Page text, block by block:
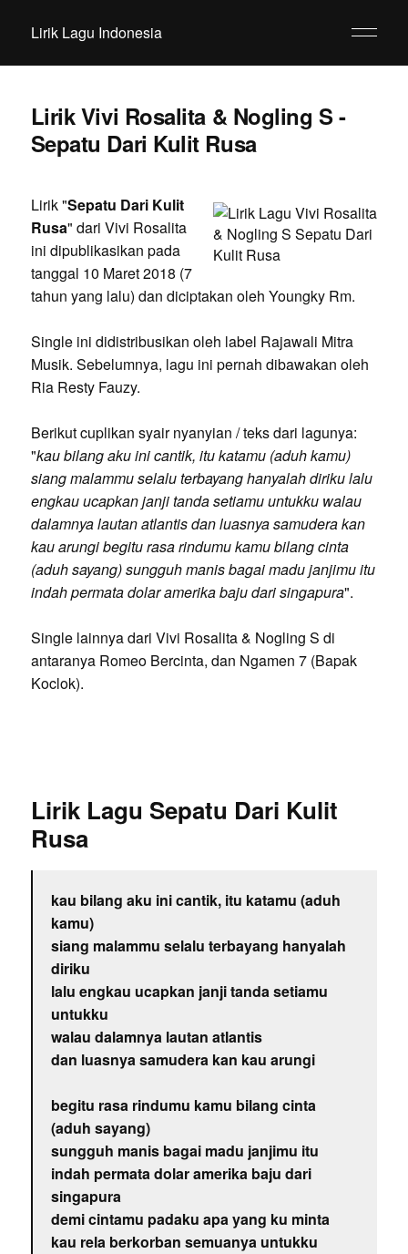
Lirik Lagu Indonesia
Lirik Vivi Rosalita & Nogling S -
Sepatu Dari Kulit Rusa
Lirik "Sepatu Dari Kulit
Rusa" dari Vivi Rosalita
ini dipublikasikan pada
tanggal 10 Maret 2018 (7
tahun yang lalu) dan diciptakan oleh Youngky Rm.
Single ini didistribusikan oleh label Rajawali Mitra
Musik. Sebelumnya, lagu ini pernah dibawakan oleh
Ria Resty Fauzy.
Berikut cuplikan syair nyanyian / teks dari lagunya:
"kau bilang aku ini cantik, itu katamu (aduh kamu)
siang malammu selalu terbayang hanyalah diriku lalu
engkau ucapkan janji tanda setiamu untukku walau
dalamnya lautan atlantis dan luasnya samudera kan
kau arungi begitu rasa rindumu kamu bilang cinta
(aduh sayang) sungguh manis bagai madu janjimu itu
indah permata dolar amerika baju dari singapura".
Single lainnya dari Vivi Rosalita & Nogling S di
antaranya Romeo Bercinta, dan Ngamen 7 (Bapak
Koclok).
Lirik Lagu Sepatu Dari Kulit
Rusa
kau bilang aku ini cantik, itu katamu (aduh
kamu)
siang malammu selalu terbayang hanyalah
diriku
lalu engkau ucapkan janji tanda setiamu
untukku
walau dalamnya lautan atlantis
dan luasnya samudera kan kau arungi
begitu rasa rindumu kamu bilang cinta
(aduh sayang)
sungguh manis bagai madu janjimu itu
indah permata dolar amerika baju dari
singapura
demi cintamu padaku apa yang ku minta
kau rela berkorban semuanya untukku